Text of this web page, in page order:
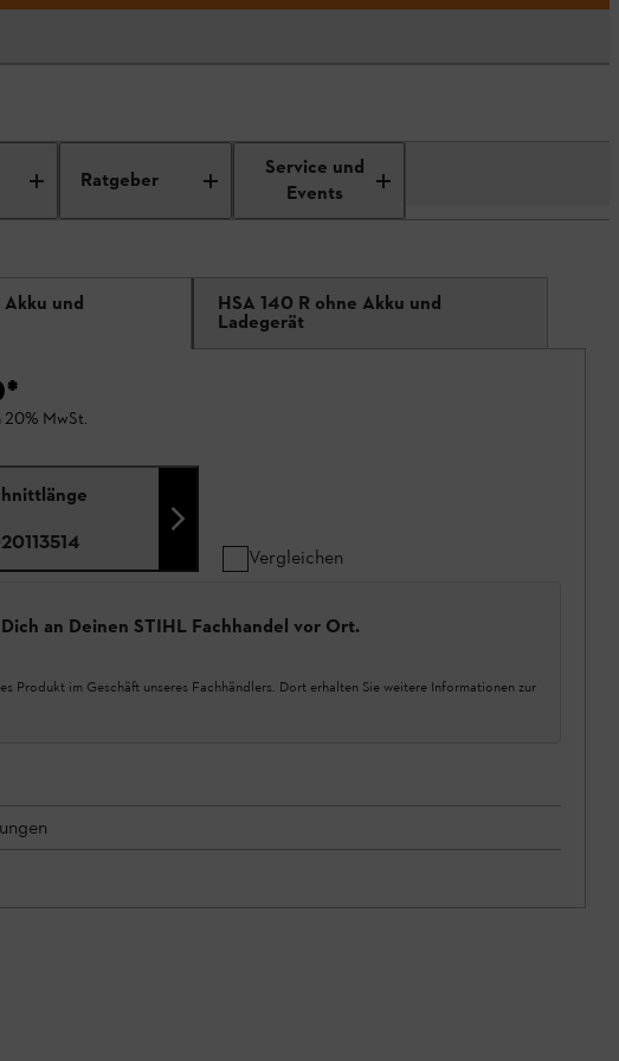
Ratgeber
Service und
Events
und HSA 140 R ohne Akku und
Ladegerät
*
20% MwSt.
Vergleichen
an Deinen STIHL Fachhandel vor Ort.
Produkt im Geschäft unseres Fachhändlers. Dort erhalten Sie weitere Informationen zur